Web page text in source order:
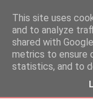
This site uses
and to analyze
shared with
metrics to ensure
statistics, and to